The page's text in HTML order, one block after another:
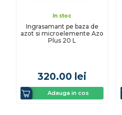
In stoc
Ingrasamant pe baza de
azot si microelemente Azo
Plus 20 L
320.00 lei
Adauga in cos